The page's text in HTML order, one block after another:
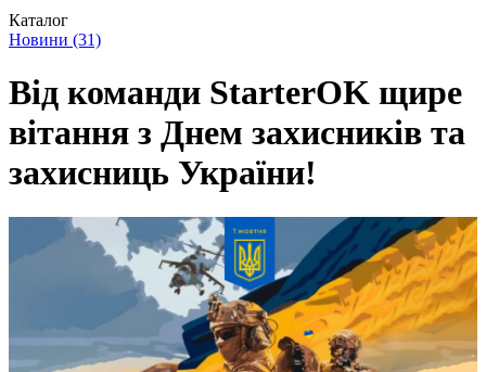
Каталог
Новини (31)
Від команди StarterOK щире
вітання з Днем захисників та
захисниць України!